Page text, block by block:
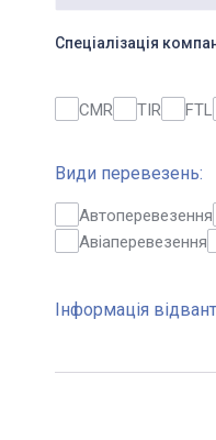
Спеціалізація
CMR TIR FTL
Види перевезень:
Автоперевезення
Авіаперевезення
Інформація